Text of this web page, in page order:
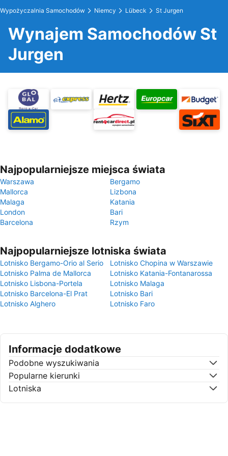
Wypożyczalnia Samochodów Niemcy Lübeck St Jurgen
Wynajem Samochodów St
Jurgen
Najpopularniejsze miejsca świata
Warszawa
Bergamo
Mallorca
Lizbona
Malaga
Katania
London
Bari
Barcelona
Rzym
Najpopularniejsze lotniska świata
Lotnisko Bergamo-Orio al Serio
Lotnisko Chopina w Warszawie
Lotnisko Palma de Mallorca
Lotnisko Katania-Fontanarossa
Lotnisko Lisbona-Portela
Lotnisko Malaga
Lotnisko Barcelona-El Prat
Lotnisko Bari
Lotnisko Alghero
Lotnisko Faro
Informacje dodatkowe
Podobne wyszukiwania
Popularne kierunki
Lotniska